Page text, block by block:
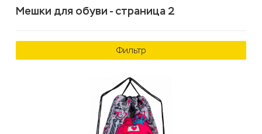
Мешки для обуви - страница 2
Фильтр